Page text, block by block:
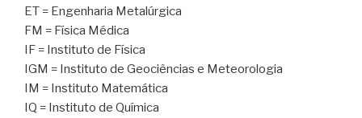
ET = Engenharia Metalúrgica
FM = Física Médica
IF = Instituto de Física
IGM = Instituto de Geociências e Meteorologia
IM = Instituto Matemática
IQ = Instituto de Química